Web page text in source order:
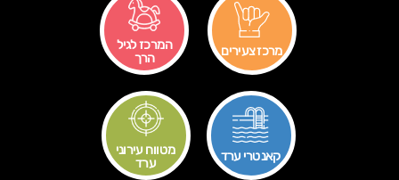
מרכז צעירים
המרכז לגיל
הרך
קאנטרי ערד
מטווח עירוני
ערד